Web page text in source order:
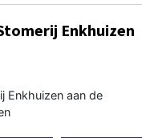
Enkhuizen
Enkhuizen aan de